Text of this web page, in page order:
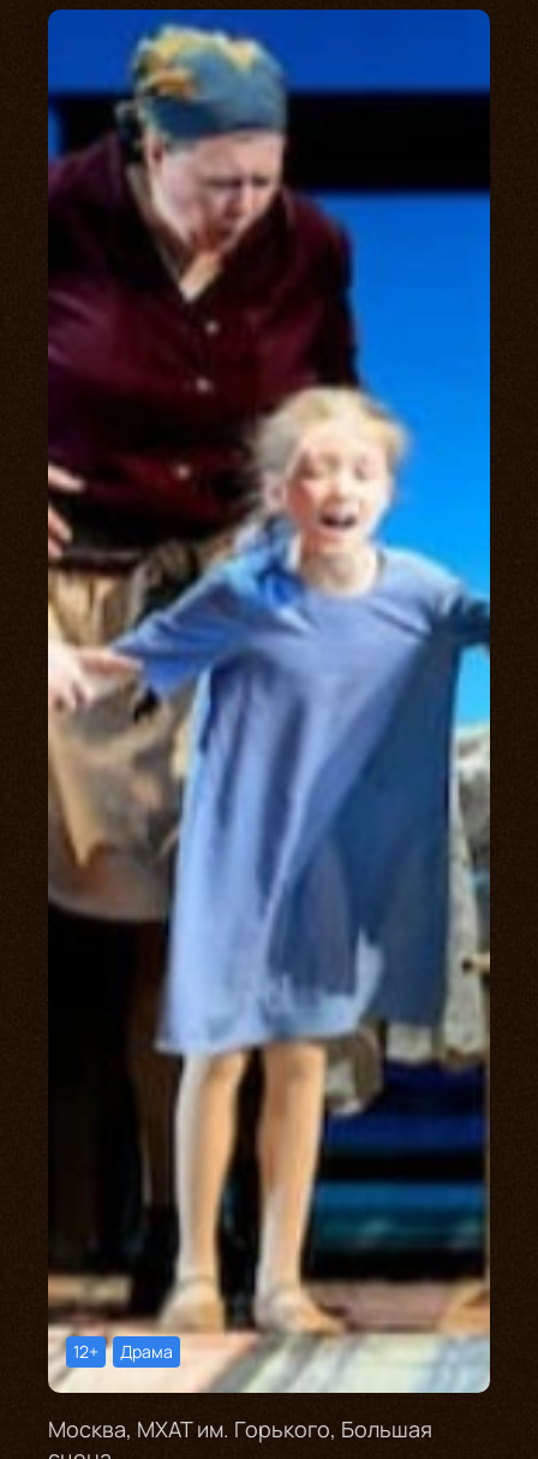
12+ Драма
Москва, МХАТ им. Горького, Большая